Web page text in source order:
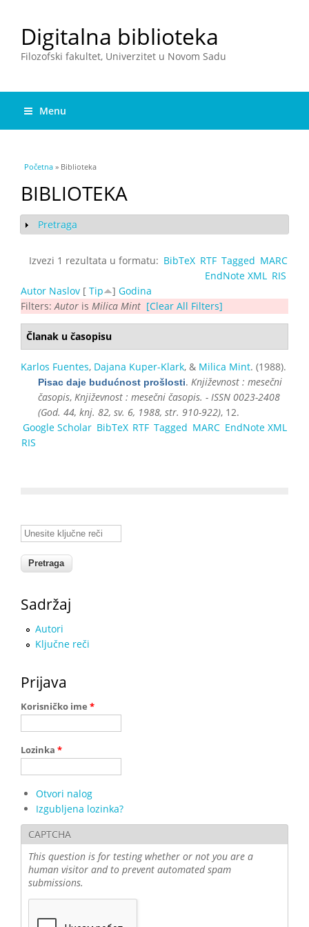
Digitalna biblioteka
Filozofski fakultet, Univerzitet u Novom Sadu
Menu
You are here
Početna » Biblioteka
BIBLIOTEKA
Show
Pretraga
Izvezi 1 rezultata u formatu: BibTeX RTF Tagged MARC
EndNote XML
RIS
Autor Naslov [ Tip ] Godina
Filters: Autor is Milica Mint [Clear All Filters]
Članak u časopisu
Karlos Fuentes, Dajana Kuper-Klark, & Milica Mint. (1988).
Pisac daje budućnost prošlosti. Književnost : mesečni
časopis, Književnost : mesečni časopis. - ISSN 0023-2408
(God. 44, knj. 82, sv. 6, 1988, str. 910-922), 12.
Google Scholar BibTeX RTF Tagged MARC EndNote XML
RIS
Unesite ključne reči
Sadržaj
Autori
Ključne reči
Prijava
Korisničko ime *
Lozinka *
Otvori nalog
Izgubljena lozinka?
CAPTCHA
This question is for testing whether or not you are a
human visitor and to prevent automated spam
submissions.